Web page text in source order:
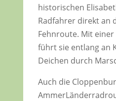
historischen
Radfahrer direkt an
Fehnroute. Mit einer
führt sie entlang an
Deichen durch
Auch die